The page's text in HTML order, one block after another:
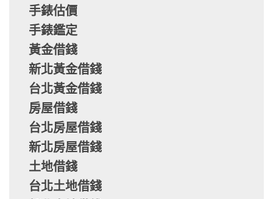
手錶估價
手錶鑑定
黃金借錢
新北黃金借錢
台北黃金借錢
房屋借錢
台北房屋借錢
新北房屋借錢
土地借錢
台北土地借錢